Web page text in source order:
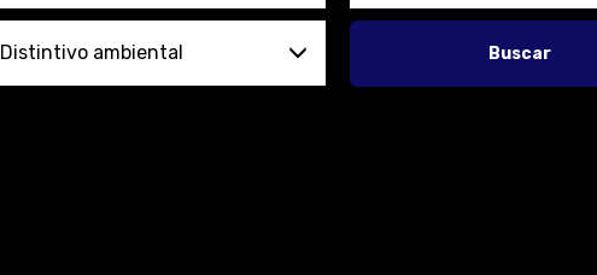
Distintivo ambiental Buscar